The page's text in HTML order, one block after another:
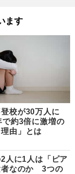
ます
登校が30万人に
で約3倍に激増の
理由」とは
人に1人は「ピア
者なのか 3つの